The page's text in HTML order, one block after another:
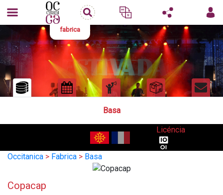
fabrica
Basa
Licéncia
Occitanica > Fabrica > Basa
Copacap